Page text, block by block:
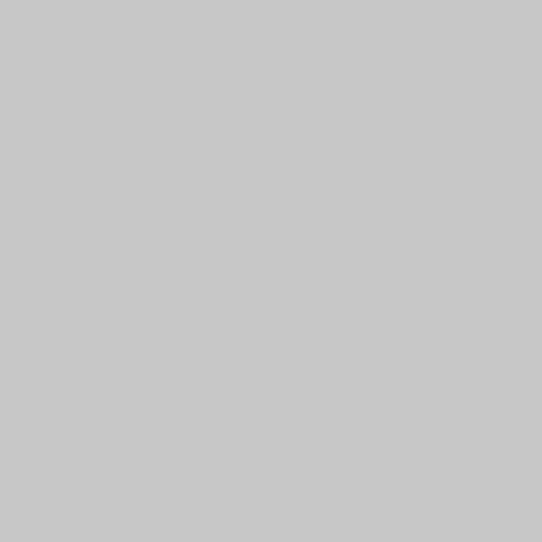
Kunstmuseen Krefeld